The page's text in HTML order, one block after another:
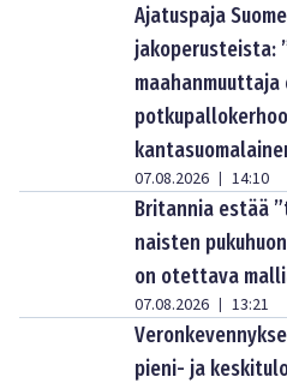
Ajatuspaja
jakoperusteista:
07.08.2026 | 14:10
Britannia estää
naisten
on otettava
07.08.2026 | 13:21
pieni- ja